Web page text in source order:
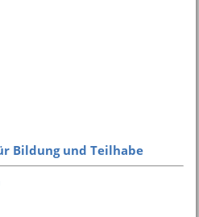
Bildung und Teilhabe